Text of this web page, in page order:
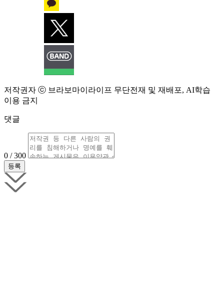
저작권자 ⓒ 브라보마이라이프 무단전재 및 재배포, AI학습
이용 금지
댓글
0 / 300